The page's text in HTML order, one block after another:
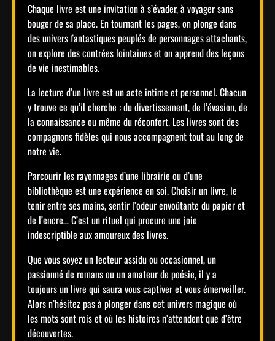
Chaque livre est une invitation à s’évader, à voyager sans
bouger de sa place. En tournant les pages, on plonge dans
des univers fantastiques peuplés de personnages attachants,
on explore des contrées lointaines et on apprend des leçons
de vie inestimables.
La lecture d’un livre est un acte intime et personnel. Chacun
y trouve ce qu’il cherche : du divertissement, de l’évasion, de
la connaissance ou même du réconfort. Les livres sont des
compagnons fidèles qui nous accompagnent tout au long de
notre vie.
Parcourir les rayonnages d’une librairie ou d’une
bibliothèque est une expérience en soi. Choisir un livre, le
tenir entre ses mains, sentir l’odeur envoûtante du papier et
de l’encre… C’est un rituel qui procure une joie
indescriptible aux amoureux des livres.
Que vous soyez un lecteur assidu ou occasionnel, un
passionné de romans ou un amateur de poésie, il y a
toujours un livre qui saura vous captiver et vous émerveiller.
Alors n’hésitez pas à plonger dans cet univers magique où
les mots sont rois et où les histoires n’attendent que d’être
découvertes.